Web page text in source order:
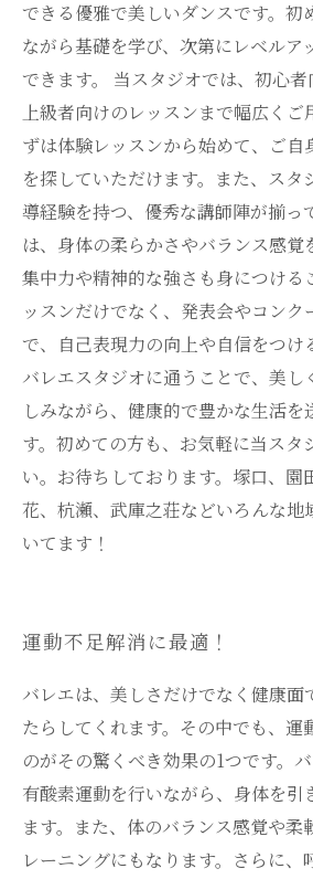
できる優雅で美しいダンスです。初
ながら基礎を学び、次第にレベルア
できます。 当スタジオでは、初心
上級者向けのレッスンまで幅広くご
ずは体験レッスンから始めて、ご自
を探していただけます。また、スタ
導経験を持つ、優秀な講師陣が揃っ
は、身体の柔らかさやバランス感覚
集中力や精神的な強さも身につける
ッスンだけでなく、発表会やコンク
で、自己表現力の向上や自信をつけ
バレエスタジオに通うことで、美し
しみながら、健康的で豊かな生活を
す。初めての方も、お気軽に当スタ
い。お待ちしております。塚口、園
花、杭瀬、武庫之荘などいろんな地
いてます！
運動不足解消に最適！
バレエは、美しさだけでなく健康面
たらしてくれます。その中でも、運
のがその驚くべき効果の1つです。
有酸素運動を行いながら、身体を引
ます。また、体のバランス感覚や柔
レーニングにもなります。さらに、